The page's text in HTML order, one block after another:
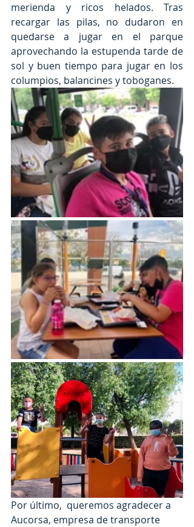
merienda y ricos helados. Tras
recargar las pilas, no dudaron en
quedarse a jugar en el parque
aprovechando la estupenda tarde de
sol y buen tiempo para jugar en los
columpios, balancines y toboganes.
Por último,  queremos agradecer a
Aucorsa, empresa de transporte